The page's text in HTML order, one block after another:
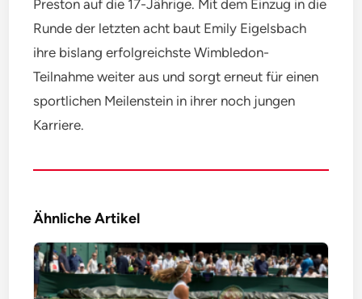
Preston auf die 17-Jährige. Mit dem Einzug in die
Runde der letzten acht baut Emily Eigelsbach
ihre bislang erfolgreichste Wimbledon-
Teilnahme weiter aus und sorgt erneut für einen
sportlichen Meilenstein in ihrer noch jungen
Karriere.
Ähnliche Artikel